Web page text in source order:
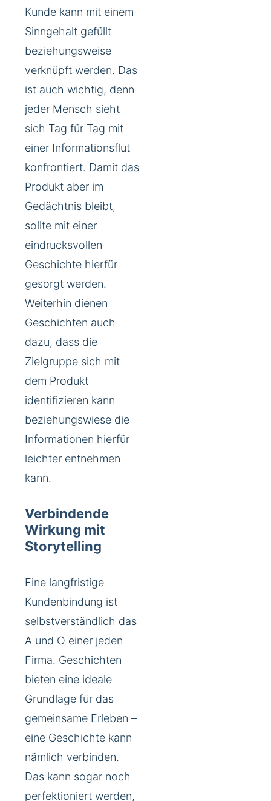
Kunde kann mit einem
Sinngehalt gefüllt
beziehungsweise
verknüpft werden. Das
ist auch wichtig, denn
jeder Mensch sieht
sich Tag für Tag mit
einer Informationsflut
konfrontiert. Damit das
Produkt aber im
Gedächtnis bleibt,
sollte mit einer
eindrucksvollen
Geschichte hierfür
gesorgt werden.
Weiterhin dienen
Geschichten auch
dazu, dass die
Zielgruppe sich mit
dem Produkt
identifizieren kann
beziehungswiese die
Informationen hierfür
leichter entnehmen
kann.
Verbindende
Wirkung mit
Storytelling
Eine langfristige
Kundenbindung ist
selbstverständlich das
A und O einer jeden
Firma. Geschichten
bieten eine ideale
Grundlage für das
gemeinsame Erleben –
eine Geschichte kann
nämlich verbinden.
Das kann sogar noch
perfektioniert werden,